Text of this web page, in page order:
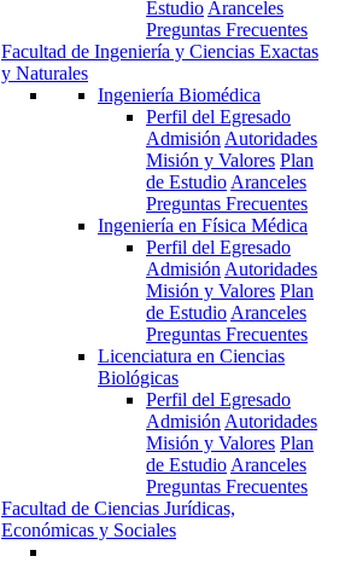
Estudio Aranceles
Preguntas Frecuentes
Facultad de Ingeniería y Ciencias Exactas
y Naturales
Ingeniería Biomédica
Perfil del Egresado
Admisión Autoridades
Misión y Valores Plan
de Estudio Aranceles
Preguntas Frecuentes
Ingeniería en Física Médica
Perfil del Egresado
Admisión Autoridades
Misión y Valores Plan
de Estudio Aranceles
Preguntas Frecuentes
Licenciatura en Ciencias
Biológicas
Perfil del Egresado
Admisión Autoridades
Misión y Valores Plan
de Estudio Aranceles
Preguntas Frecuentes
Facultad de Ciencias Jurídicas,
Económicas y Sociales